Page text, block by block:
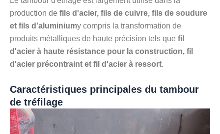
production de fils d'acier, fils de cuivre, fils de soudure
et fils d'aluminiumy compris la transformation de
produits métalliques de haute précision tels que fil
d'acier à haute résistance pour la construction, fil
d'acier précontraint et fil d'acier à ressort.
Caractéristiques principales du tambour
de tréfilage